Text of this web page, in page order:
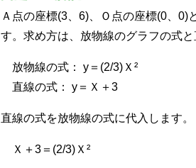
Ａ点の座標(3、6)、Ｏ点の座標(0、0)
す。求め方は、放物線のグラフの式
放物線の式： y＝(2/3)Ｘ²
直線の式： y＝Ｘ＋3
直線の式を放物線の式に代入します。
Ｘ＋3＝(2/3)Ｘ²